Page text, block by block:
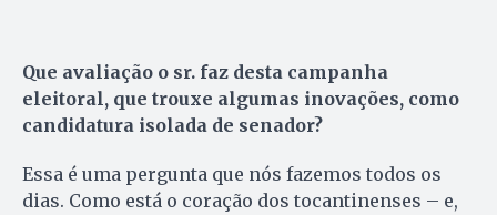
Que avaliação o sr. faz desta campanha
eleitoral, que trouxe algumas inovações, como
candidatura isolada de senador?
Essa é uma pergunta que nós fazemos todos os
dias. Como está o coração dos tocantinenses – e,